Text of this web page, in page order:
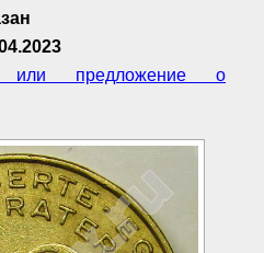
или предложение о